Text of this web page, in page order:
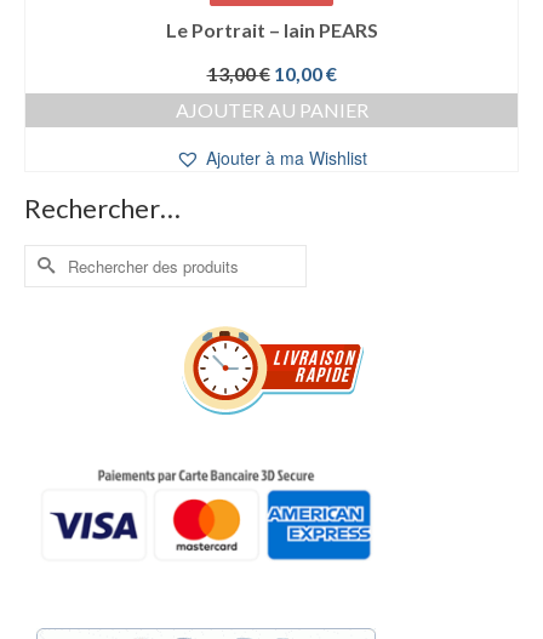
Le Portrait – Iain PEARS
13,00€ Le
prix
initial
13,00 €.
10,00€Le
prix
actuel
10,00 €.
AJOUTER AU PANIER
Ajouter à ma Wishlist
Rechercher…
Rechercher :